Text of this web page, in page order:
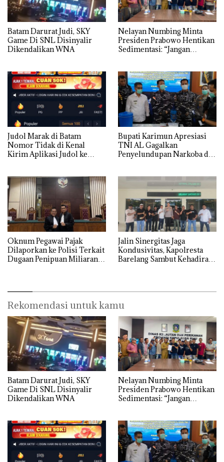
Batam Darurat Judi, SKY
Game Di SNL Disinyalir
Dikendalikan WNA
Nelayan Numbing Minta
Presiden Prabowo Hentikan
Sedimentasi: “Jangan
Mencari Makan”
Judol Marak di Batam
Nomor Tidak di Kenal
Kirim Aplikasi Judol ke
Bupati Karimun Apresiasi
TNI AL Gagalkan
Penyelundupan Narkoba di
Oknum Pegawai Pajak
Dilaporkan ke Polisi Terkait
Dugaan Penipuan Miliaran
Jalin Sinergitas Jaga
Kondusivitas, Kapolresta
Barelang Sambut Kehadiran
Rekomendasi untuk kamu
Batam Darurat Judi, SKY
Game Di SNL Disinyalir
Dikendalikan WNA
Nelayan Numbing Minta
Presiden Prabowo Hentikan
Sedimentasi: “Jangan
Mencari Makan”